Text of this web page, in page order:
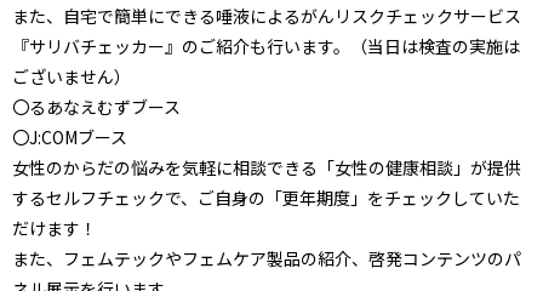
また、自宅で簡単にできる唾液によるがんリスクチェックサービス
『サリバチェッカー』のご紹介も行います。（当日は検査の実施は
ございません）
〇るあなえむずブース
〇J:COMブース
女性のからだの悩みを気軽に相談できる「女性の健康相談」が提供
するセルフチェックで、ご自身の「更年期度」をチェックしていた
だけます！
また、フェムテックやフェムケア製品の紹介、啓発コンテンツのパ